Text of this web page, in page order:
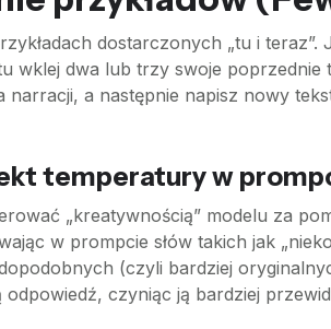
dostarczonych „tu i
wklej dwa lub trzy swoje poprzednie
narracji, a następnie napisz nowy
temperatury w
„kreatywnością” modelu za
w prompcie słów takich jak
(czyli bardziej
odpowiedź, czyniąc ją bardziej